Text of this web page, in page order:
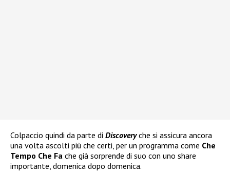
Colpaccio quindi da parte di Discoveryche si assicura ancora
una volta ascolti più che certi, per un programma come Che
Tempo Che Fa che già sorprende di suo con uno share
importante, domenica dopo domenica.